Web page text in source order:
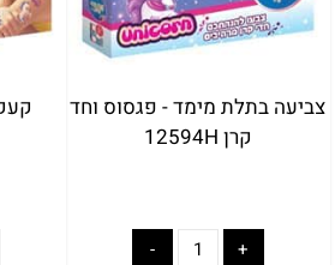
צביעה בתלת מימד - פגסוס וחד
קרן 12594H